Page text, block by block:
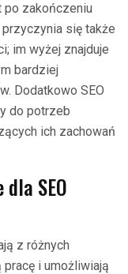
po zakończeniu
się także
im wyżej znajduje
bardziej
Dodatkowo SEO
do potrzeb
ich zachowań
SEO
z różnych
i umożliwiają